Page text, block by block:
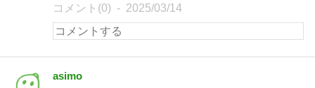
コメント(0) 2025/03/14
asimo